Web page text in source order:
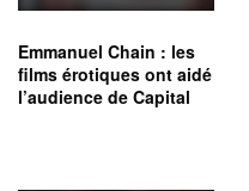
Emmanuel Chain : les
films érotiques ont aidé
l’audience de Capital